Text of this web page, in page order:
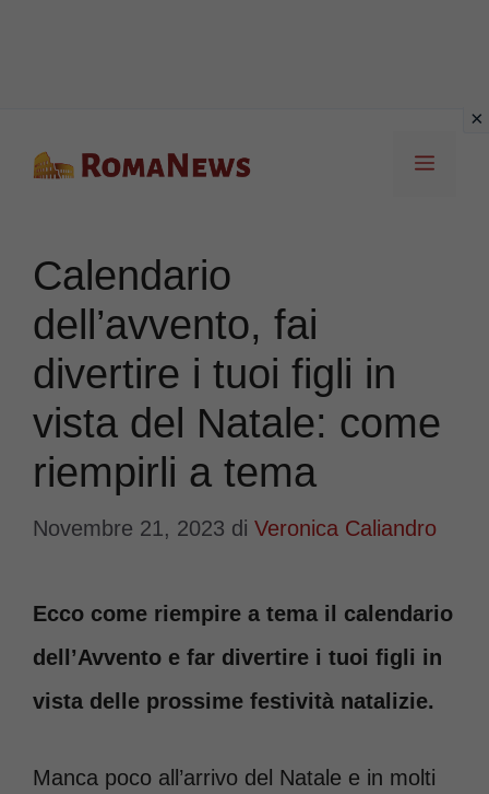
Menu
Calendario
dell’avvento, fai
divertire i tuoi figli in
vista del Natale: come
riempirli a tema
Novembre 21, 2023 di Veronica Caliandro
Ecco come riempire a tema il calendario
dell’Avvento e far divertire i tuoi figli in
vista delle prossime festività natalizie.
Manca poco all’arrivo del Natale e in molti